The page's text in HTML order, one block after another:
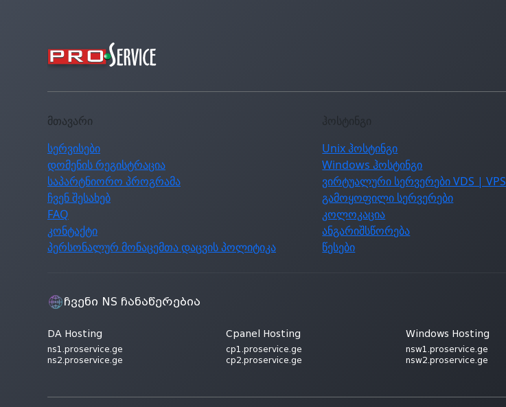
მთავარი
სერვისები
დომენის რეგისტრაცია
საპარტნიორო პროგრამა
ჩვენ შესახებ
FAQ
კონტაქტი
პერსონალურ მონაცემთა დაცვის პოლიტიკა
ჰოსტინგი
Unix ჰოსტინგი
Windows ჰოსტინგი
ვირტუალური სერვერები VDS | VPS
გამოყოფილი სერვერები
კოლოკაცია
ანგარიშსწორება
წესები
ჩვენი NS ჩანაწერებია
DA Hosting
ns1.proservice.ge
ns2.proservice.ge
Cpanel Hosting
cp1.proservice.ge
cp2.proservice.ge
Windows Hosting
nsw1.proservice.ge
nsw2.proservice.ge